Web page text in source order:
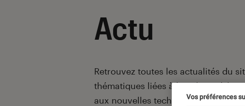
Actu
Introduction
Retrouvez toutes les actualités du
thématiques liées à la culture, à la
aux nouvelles technologies.Vos préférences